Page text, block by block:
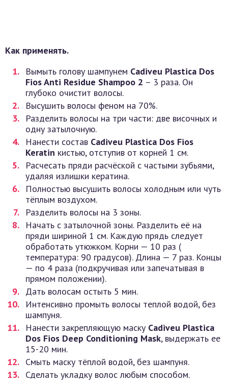
Как применять.
Вымыть голову шампунем Cadiveu Plastica Dos
Fios Anti Residue Shampoo 2 – 3 раза. Он
глубоко очистит волосы.
Высушить волосы феном на 70%.
Разделить волосы на три части: две височных и
одну затылочную.
Нанести состав Cadiveu Plastica Dos Fios
Keratin кистью, отступив от корней 1 см.
Расчесать пряди расчёской с частыми зубьями,
удаляя излишки кератина.
Полностью высушить волосы холодным или чуть
тёплым воздухом.
Разделить волосы на 3 зоны.
Начать с затылочной зоны. Разделить её на
пряди шириной 1 см. Каждую прядь следует
обработать утюжком. Корни — 10 раз (
температура: 90 градусов). Длина — 7 раз. Концы
— по 4 раза (подкручивая или запечатывая в
прямом положении).
Дать волосам остыть 5 мин.
Интенсивно промыть волосы теплой водой, без
шампуня.
Нанести закрепляющую маску Cadiveu Plastica
Dos Fios Deep Conditioning Mask, выдержать ее
15-20 мин.
Смыть маску тёплой водой, без шампуня.
Сделать укладку волос любым способом.